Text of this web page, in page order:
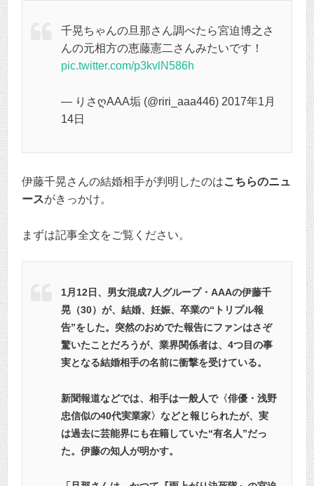
千晃ちゃんの旦那さん調べたら宮迫博之さ
んの元相方の恵藤憲二さんみたいです！
pic.twitter.com/p3kvlN586h
— りさღAAA垢 (@riri_aaa446) 2017年1月
14日
伊藤千晃さんの結婚相手が判明したのはこちらのニュ
ースがきっかけ。
まずは記事全文をご覧ください。
1月12日、男女混成7人グループ・AAAの伊藤千
晃（30）が、結婚、妊娠、卒業の“トリプル報
告”をした。突然のおめでた報告にファンはさぞ
驚いたことだろうが、業界関係者は、4つ目の事
実となる結婚相手の名前に衝撃を受けている。
新聞報道などでは、相手は一般人で〈俳優・浅野
忠信似の40代実業家〉などと報じられたが、実
は過去に芸能界にも在籍していた“有名人”だっ
た。伊藤の知人が明かす。